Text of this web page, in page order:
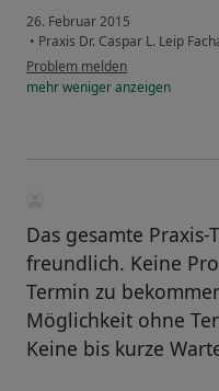
26. Februar 2015
• Praxis Dr. Caspar L. Leip
Problem melden
mehrwenigeranzeigen
Das gesamte
freundlich. Keine
Termin zu
Möglichkeit ohne
Keine bis kurze